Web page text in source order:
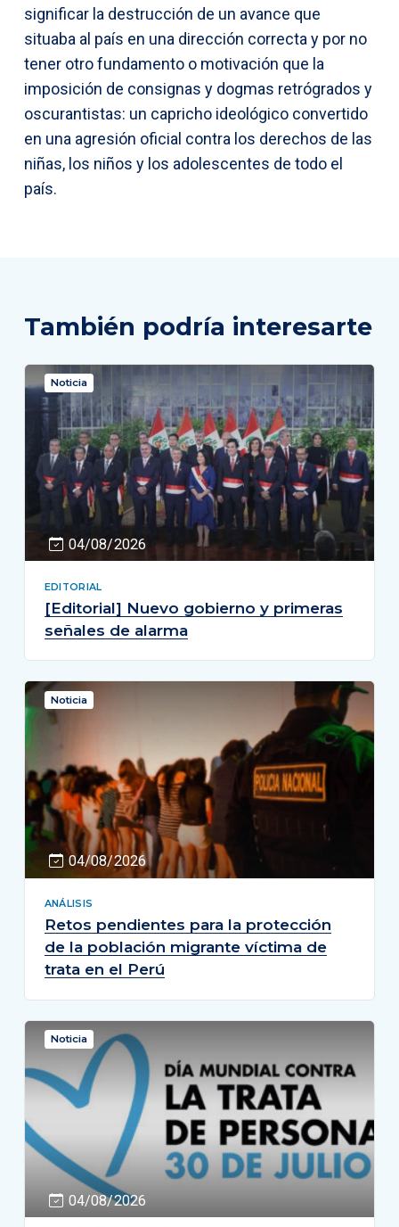
significar la destrucción de un avance que
situaba al país en una dirección correcta y por no
tener otro fundamento o motivación que la
imposición de consignas y dogmas retrógrados y
oscurantistas: un capricho ideológico convertido
en una agresión oficial contra los derechos de las
niñas, los niños y los adolescentes de todo el
país.
También podría interesarte
Noticia
04/08/2026
EDITORIAL
[Editorial] Nuevo gobierno y primeras
señales de alarma
Noticia
04/08/2026
ANÁLISIS
Retos pendientes para la protección
de la población migrante víctima de
trata en el Perú
Noticia
04/08/2026